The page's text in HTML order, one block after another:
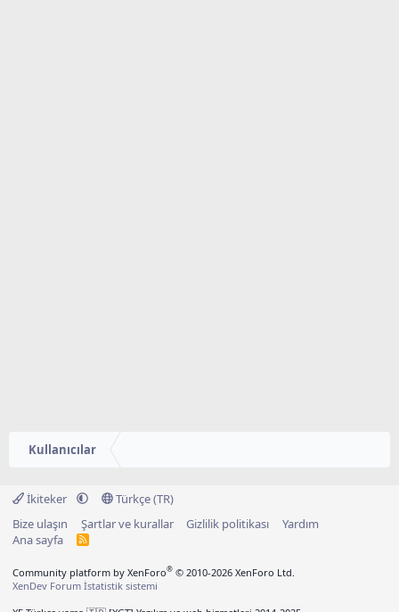
Kullanıcılar
İkiteker
Türkçe (TR)
Bize ulaşın
Şartlar ve kurallar Gizlilik politikası
Yardım
Ana sayfa
R
Community platform by XenForo® © 2010-2026 XenForo Ltd.
XenDev Forum İstatistik sistemi